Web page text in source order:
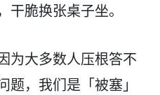
脆换张桌子坐。
为大多数人压根答不
，我们是「被塞」